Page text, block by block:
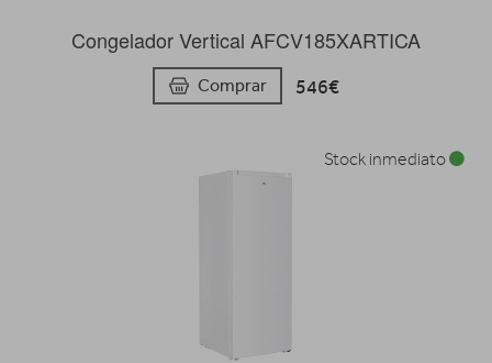
Congelador Vertical AFCV185XARTICA
Comprar 546€
Stock inmediato